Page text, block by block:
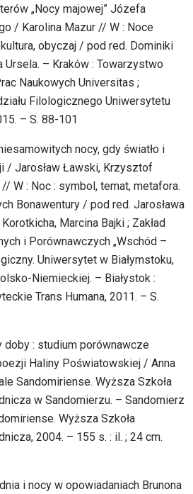
„Nocy majowej” Józefa
/ Karolina Mazur // W : Noce
obyczaj / pod red. Dominiki
Ursela. – Kraków : Towarzystwo
Naukowych Universitas ;
Filologicznego Uniwersytetu
– S. 88-101
nocy, gdy światło i
/ Jarosław Ławski, Krzysztof
W : Noc : symbol, temat, metafora.
Bonawentury / pod red. Jarosława
Marcina Bajki ; Zakład
i Porównawczych „Wschód –
Uniwersytet w Białymstoku,
Niemieckiej. – Białystok :
Trans Humana, 2011. – S.
doby : studium porównawcze
Haliny Poświatowskiej / Anna
Sandomiriense. Wyższa Szkoła
w Sandomierzu. – Sandomierz
Wyższa Szkoła
2004. – 155 s. : il. ; 24 cm.
i nocy w opowiadaniach Brunona